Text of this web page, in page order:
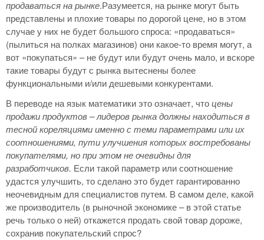
продаваться на рынке.Разумеется, на рынке могут быть
представлены и плохие товары по дорогой цене, но в этом
случае у них не будет большого спроса: «продаваться»
(пылиться на полках магазинов) они какое-то время могут, а
вот «покупаться» – не будут или будут очень мало, и вскоре
такие товары будут с рынка вытеснены более
функциональными и/или дешевыми конкурентами.
В переводе на язык математики это означает, чтоцены
продажи продуктов – лидеров рынка должны находиться в
тесной кореляциями именно с теми параметрами или их
соотношениями, пути улучшения которых востребованы
покупателями, но при этом не очевидны для
разработчиков. Если такой параметр или соотношение
удастся улучшить, то сделано это будет гарантированно
неочевидным для специалистов путем. В самом деле, какой
же производитель (в рыночной экономике – в этой статье
речь только о ней) откажется продать свой товар дороже,
сохранив покупательский спрос?